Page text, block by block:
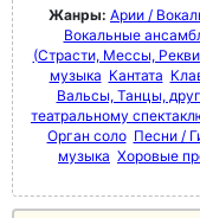
Жанры: Арии /
Вокальные
(Страсти, Мессы,
музыка Кантата
Вальсы, Танцы,
театральному
Орган соло Песни /
музыка Хоровые